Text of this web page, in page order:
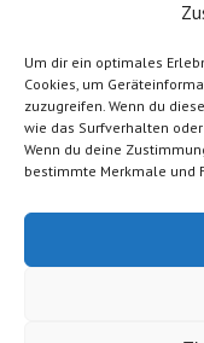
Um dir ein optimales
Cookies, um
zuzugreifen. Wenn du
wie das Surfverhalten
Wenn du deine
bestimmte Merkmale und
Vamos e.V. Münster
Achtermannstr. 10 – 12
48143 Münster
Kontakt
E-Mail: